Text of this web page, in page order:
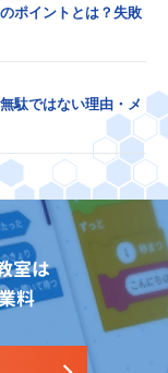
ポイントとは？失敗
駄ではない理由・メ
室は
料